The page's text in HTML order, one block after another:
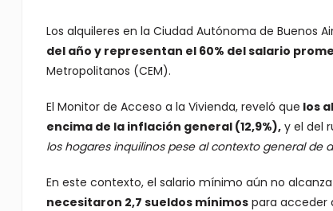
Los alquileres en la Ciudad Autónoma de Buenos
del año y representan el 60% del salario
Metropolitanos (CEM).
El Monitor de Acceso a la Vivienda, reveló que los
encima de la inflación general (12,9%),y el del
los hogares inquilinos pese al contexto general de
En este contexto, el salario mínimo aún no
necesitaron 2,7 sueldos mínimospara acceder